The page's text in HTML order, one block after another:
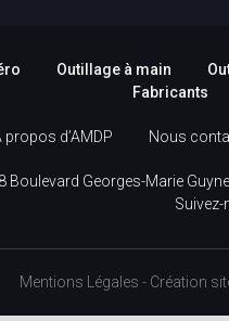
Outillage à main
Fabricants
propos d’AMDP Nous
Boulevard Georges-Marie
Suivez-
Mentions Légales - Création